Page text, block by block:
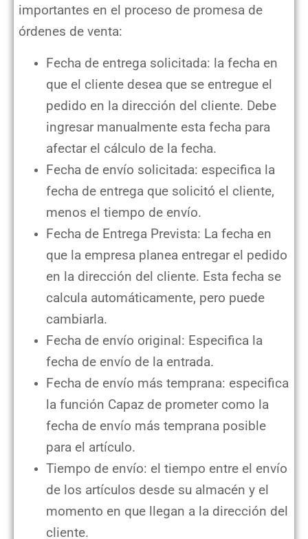
importantes en el proceso de promesa de
órdenes de venta:
Fecha de entrega solicitada: la fecha en
que el cliente desea que se entregue el
pedido en la dirección del cliente. Debe
ingresar manualmente esta fecha para
afectar el cálculo de la fecha.
Fecha de envío solicitada: especifica la
fecha de entrega que solicitó el cliente,
menos el tiempo de envío.
Fecha de Entrega Prevista: La fecha en
que la empresa planea entregar el pedido
en la dirección del cliente. Esta fecha se
calcula automáticamente, pero puede
cambiarla.
Fecha de envío original: Especifica la
fecha de envío de la entrada.
Fecha de envío más temprana: especifica
la función Capaz de prometer como la
fecha de envío más temprana posible
para el artículo.
Tiempo de envío: el tiempo entre el envío
de los artículos desde su almacén y el
momento en que llegan a la dirección del
cliente.